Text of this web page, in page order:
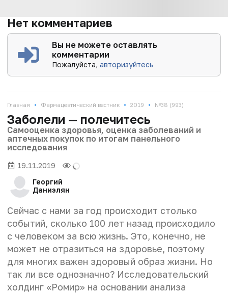
Нет комментариев
Вы не можете оставлять
комментарии
Пожалуйста,авторизуйтесь
Главная • Фармацевтический вестник • 2019 • №38 (993)
Заболели — полечитесь
Самооценка здоровья, оценка заболеваний и
аптечных покупок по итогам панельного
исследования
19.11.2019
Георгий
Даниэлян
Сейчас с нами за год происходит столько
событий, сколько 100 лет назад происходило
с человеком за всю жизнь. Это, конечно, не
может не отразиться на здоровье, поэтому
для многих важен здоровый образ жизни. Но
так ли все однозначно? Исследовательский
холдинг «Ромир» на основании анализа